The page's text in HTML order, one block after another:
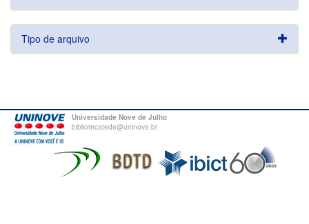
Tipo de arquivo
Universidade Nove de Julho
bibliotecatede@uninove.br